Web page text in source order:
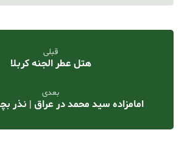
قبلی
هتل عطر الجنه کربلا
بعدی
امامزاده سید محمد در عراق | نذر